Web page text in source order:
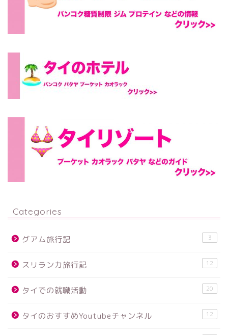
Categories
グアム旅行記 3
スリランカ旅行記 12
タイでの就職活動 20
タイのおすすめYoutubeチャンネル 12